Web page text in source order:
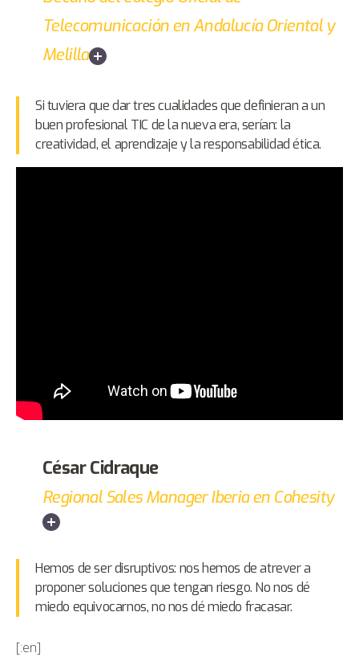
Telecomunicación en Andalucía Oriental y
Melilla
Si tuviera que dar tres cualidades que definieran a un
buen profesional TIC de la nueva era, serían: la
creatividad, el aprendizaje y la responsabilidad ética.
César Cidraque
Regional Sales Manager Iberia en Cohesity
Hemos de ser disruptivos: nos hemos de atrever a
proponer soluciones que tengan riesgo. No nos dé
miedo equivocarnos, no nos dé miedo fracasar.
[:en]